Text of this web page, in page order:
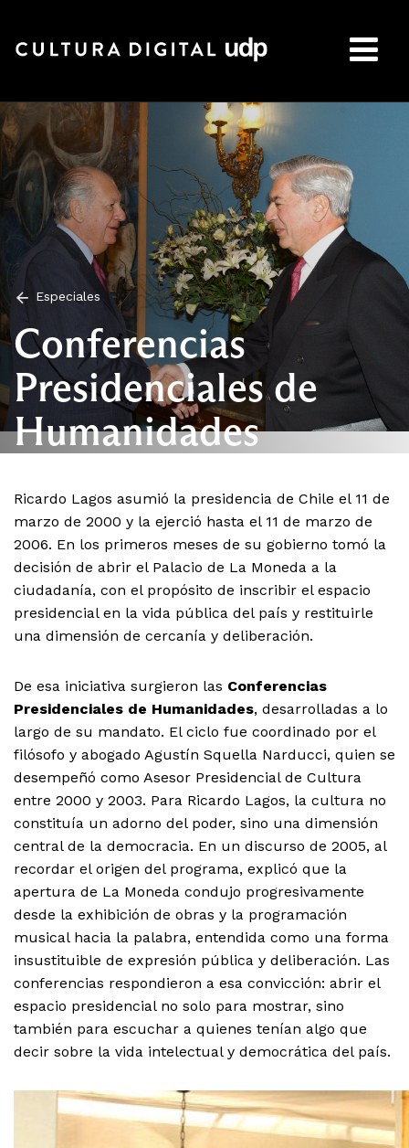
Especiales
Conferencias
Presidenciales de
Humanidades
Ricardo Lagos asumió la presidencia de Chile el 11 de
marzo de 2000 y la ejerció hasta el 11 de marzo de
2006. En los primeros meses de su gobierno tomó la
decisión de abrir el Palacio de La Moneda a la
ciudadanía, con el propósito de inscribir el espacio
presidencial en la vida pública del país y restituirle
una dimensión de cercanía y deliberación.
De esa iniciativa surgieron las Conferencias
Presidenciales de Humanidades, desarrolladas a lo
largo de su mandato. El ciclo fue coordinado por el
filósofo y abogado Agustín Squella Narducci, quien se
desempeñó como Asesor Presidencial de Cultura
entre 2000 y 2003. Para Ricardo Lagos, la cultura no
constituía un adorno del poder, sino una dimensión
central de la democracia. En un discurso de 2005, al
recordar el origen del programa, explicó que la
apertura de La Moneda condujo progresivamente
desde la exhibición de obras y la programación
musical hacia la palabra, entendida como una forma
insustituible de expresión pública y deliberación. Las
conferencias respondieron a esa convicción: abrir el
espacio presidencial no solo para mostrar, sino
también para escuchar a quienes tenían algo que
decir sobre la vida intelectual y democrática del país.